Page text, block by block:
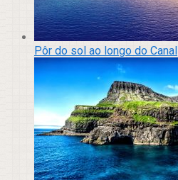
Pôr do sol ao longo do Canal